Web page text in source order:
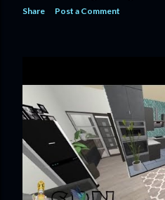
Share Post a Comment